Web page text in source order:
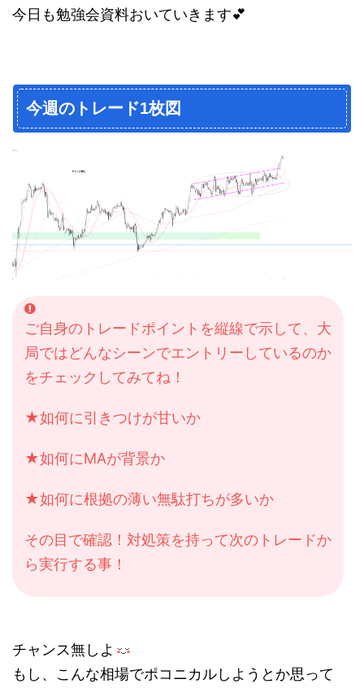
今日も勉強会資料おいていきます💕
今週のトレード1枚図
ご自身のトレードポイントを縦線で示して、大
局ではどんなシーンでエントリーしているのか
をチェックしてみてね！
★如何に引きつけが甘いか
★如何にMAが背景か
★如何に根拠の薄い無駄打ちが多いか
その目で確認！対処策を持って次のトレードか
ら実行する事！
チャンス無しよ
もし、こんな相場でポコニカルしようとか思って